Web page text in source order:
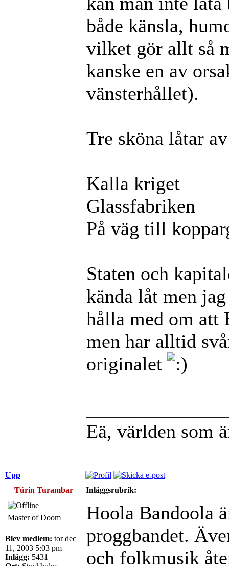
både känsla,
vilket gör allt så
kanske en av
vänsterhållet).
Tre sköna låtar
Kalla kriget
Glassfabriken
På väg till
Staten och
kända låt men
hålla med om att
men har alltid
originalet
Eä, världen som
Upp
Túrin Turambar
Inläggsrubrik:
Master of Doom
Blev medlem: tor dec
11, 2003 5:03 pm
Inlägg: 5431
Hoola Bandoola
proggbandet.
och folkmusik